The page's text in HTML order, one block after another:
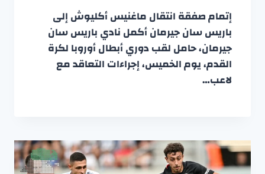
إتمام صفقة انتقال ماغنيس أكليوش إلى
باريس سان جيرمان أكمل نادي باريس سان
جيرمان، حامل لقب دوري أبطال أوروبا لكرة
القدم، يوم الخميس، إجراءات التعاقد مع
لاعب…